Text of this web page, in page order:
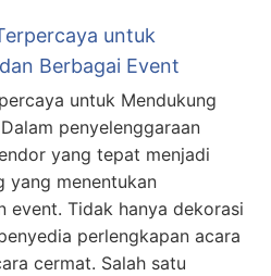
untuk
Berbagai Event
untuk Mendukung
penyelenggaraan
yang tepat menjadi
yang menentukan
event. Tidak hanya dekorasi
perlengkapan acara
cermat. Salah satu